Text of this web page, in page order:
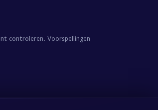
controleren. Voorspellingen